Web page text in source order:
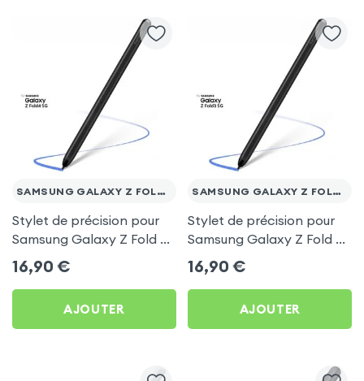
SAMSUNG GALAXY Z FOLD 4
Stylet de précision pour
Samsung Galaxy Z Fold 4
- Noir
16,90 €
AJOUTER
SAMSUNG GALAXY Z FOLD 3
Stylet de précision pour
Samsung Galaxy Z Fold 3 -
Noir
16,90 €
AJOUTER